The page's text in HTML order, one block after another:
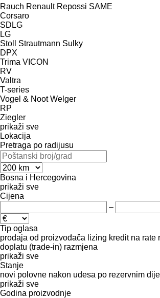
Rauch Renault Repossi SAME
Corsaro
SDLG
LG
Stoll
Strautmann Sulky
DPX
Trima VICON
RV
Valtra
T-series
Vogel & Noot Welger
RP
Ziegler
prikaži sve
Lokacija
Pretraga po radijusu
Bosna i Hercegovina
prikaži sve
Cijena
–
Tip oglasa
prodaja od proizvođača lizing kredit na rate
doplatu (trade-in) razmjena
prikaži sve
Stanje
novi polovne nakon udesa po rezervnim
prikaži sve
Godina proizvodnje